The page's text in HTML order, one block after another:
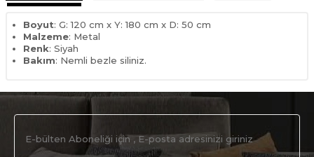
Boyut: G: 120 cm x Y: 180 cm x D: 50 cm
Malzeme: Metal
Renk: Siyah
Bakım: Nemli bezle siliniz.